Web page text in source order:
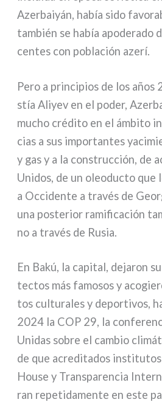
Azerbaiyán, había sido
tam­bién se había apo­de­ra­do
cen­tes con pobla­ción aze­rí.
Pero a prin­ci­pios de los
stía Aliyev en el poder,
mucho cré­di­to en el ámbi­to
cias a sus impor­tan­tes
y gas y a la con­struc­ción, de
Unidos, de un oleo­duc­to que
a Occidente a tra­vés de
una poste­rior rami­fi­ca­ción
no a tra­vés de Rusia.
En Bakú, la capi­tal, deja­ron
tec­tos más famo­sos y
tos cul­tu­ra­les y depor­ti­vos,
2024 la COP 29, la
Unidas sobre el cam­bio
de que acre­di­ta­dos
House y Transparencia
ran repe­ti­da­men­te en este